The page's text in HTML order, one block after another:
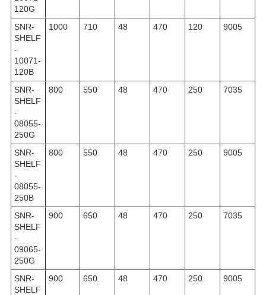
120G
SNR-
SHELF
-
10071-
120B
1000 710 48 470 120 9005
SNR-
SHELF
-
08055-
250G
800 550 48 470 250 7035
SNR-
SHELF
-
08055-
250B
800 550 48 470 250 9005
SNR-
SHELF
-
09065-
250G
900 650 48 470 250 7035
SNR-
SHELF
900 650 48 470 250 9005